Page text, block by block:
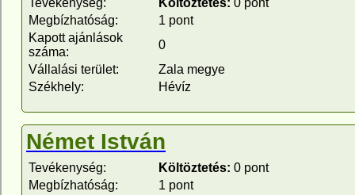
Tevékenység: Költöztetés: 0 pont
Megbízhatóság:
1 pont
Kapott ajánlások
száma:
0
Vállalási terület:
Zala megye
Székhely:
Hévíz
Német István
Tevékenység: Költöztetés: 0 pont
Megbízhatóság:
1 pont